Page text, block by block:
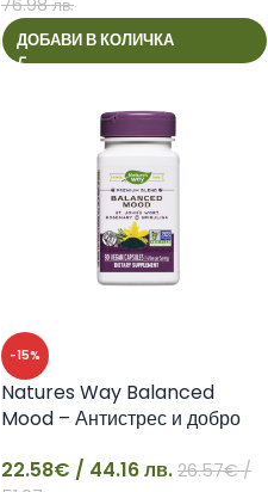
76.98 лв.
ДОБАВИ В КОЛИЧКА
-15%
22
Natures Way Balanced
Mood – Антистрес и добро
22.58€ / 44.16 лв. 26.57€/